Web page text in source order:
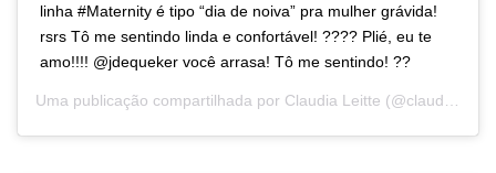
linha #Maternity é tipo “dia de noiva” pra mulher grávida!
rsrs Tô me sentindo linda e confortável! ???? Plié, eu te
amo!!!! @jdequeker você arrasa! Tô me sentindo! ??
Uma publicação compartilhada por Claudia Leitte (@claudialeitte) em